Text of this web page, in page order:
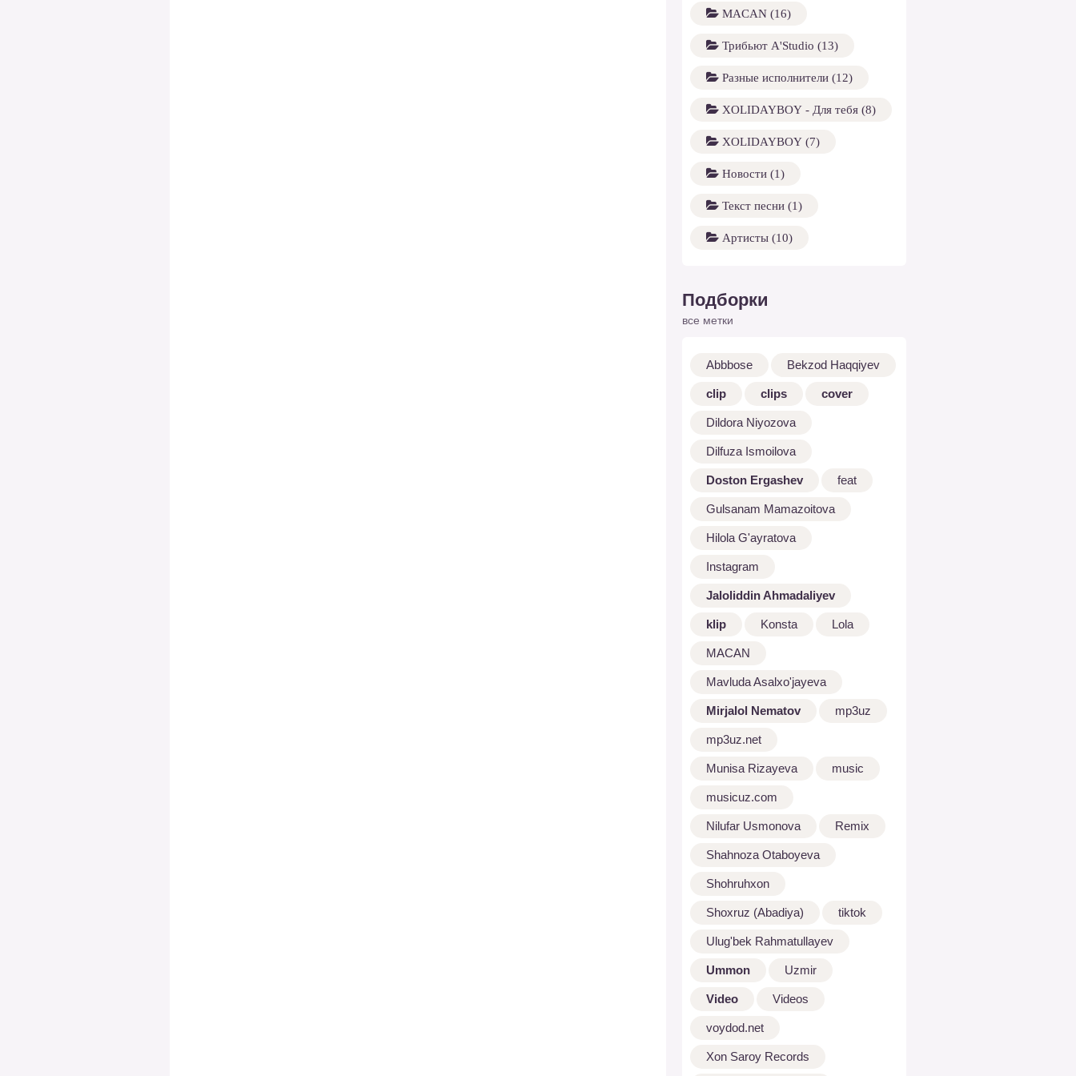
MACAN (16)
Трибьют A'Studio (13)
Разные исполнители (12)
XOLIDAYBOY - Для тебя (8)
XOLIDAYBOY (7)
Новости (1)
Текст песни (1)
Артисты (10)
Подборки
все метки
Abbbose Bekzod Haqqiyev
clip clips cover
Dildora Niyozova
Dilfuza Ismoilova
Doston Ergashev feat
Gulsanam Mamazoitova
Hilola G'ayratova
Instagram
Jaloliddin Ahmadaliyev
klip Konsta Lola
MACAN
Mavluda Asalxo'jayeva
Mirjalol Nematov mp3uz
mp3uz.net
Munisa Rizayeva music
musicuz.com
Nilufar Usmonova Remix
Shahnoza Otaboyeva
Shohruhxon
Shoxruz (Abadiya) tiktok
Ulug'bek Rahmatullayev
Ummon Uzmir
Video Videos
voydod.net
Xon Saroy Records